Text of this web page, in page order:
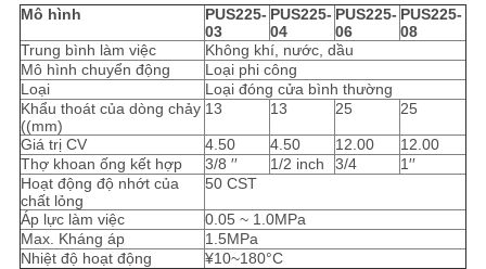
Mô hình
PUS225-
03
PUS225-
04
PUS225-
06
PUS225-
08
Trung bình làm việc
Không khí, nước, dầu
Mô hình chuyển động
Loại phi công
Loại
Loại đóng cửa bình thường
Khẩu thoát của dòng chảy
((mm)
13 13 25 25
Giá trị CV 4.50 4.50 12.00
12.00
Thợ khoan ống kết hợp
3/8 ′′ 1/2 inch 3/4
1′′
Hoạt động độ nhớt của
chất lỏng
50 CST
Áp lực làm việc
0.05 ~ 1.0MPa
Max. Kháng áp
1.5MPa
Nhiệt độ hoạt động
¥10~180°C